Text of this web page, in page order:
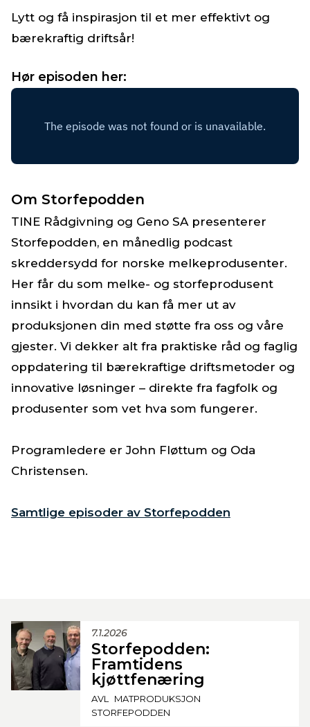
Lytt og få inspirasjon til et mer effektivt og
bærekraftig driftsår!
Hør episoden her:
Om Storfepodden
TINE Rådgivning og Geno SA presenterer
Storfepodden, en månedlig podcast
skreddersydd for norske melkeprodusenter.
Her får du som melke- og storfeprodusent
innsikt i hvordan du kan få mer ut av
produksjonen din med støtte fra oss og våre
gjester. Vi dekker alt fra praktiske råd og faglig
oppdatering til bærekraftige driftsmetoder og
innovative løsninger – direkte fra fagfolk og
produsenter som vet hva som fungerer.
Programledere er John Fløttum og Oda
Christensen.
Samtlige episoder av Storfepodden
7.1.2026
Storfepodden:
Framtidens
kjøttfenæring
AVL
MATPRODUKSJON
STORFEPODDEN